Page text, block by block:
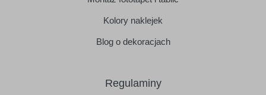
Kolory naklejek
Blog o dekoracjach
Regulaminy